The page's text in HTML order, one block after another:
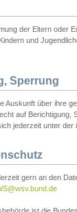
der Eltern oder
und
Sperrung
Auskunft über ihre
auf
jederzeit unter
gern an den